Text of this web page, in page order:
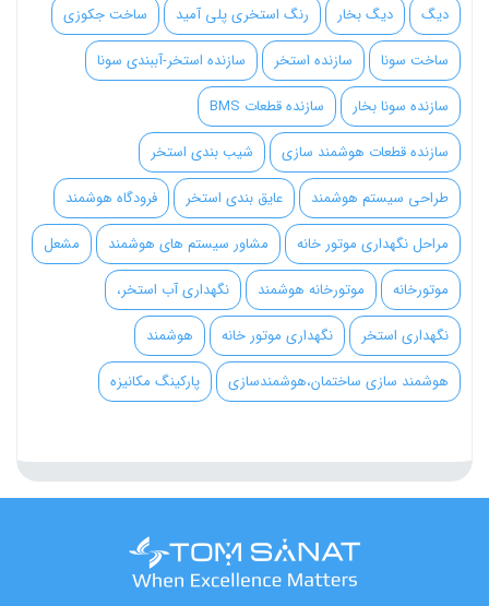
دیگ
دیگ بخار رنگ استخری پلی آمید
ساخت جکوزی
ساخت سونا
سازنده استخر
سازنده استخر-آببندی سونا
سازنده سونا بخار
سازنده قطعات BMS
سازنده قطعات هوشمند سازی
شیب بندی استخر
طراحی سیستم هوشمند
عایق بندی استخر
فرودگاه هوشمند
مراحل نگهداری موتور خانه
مشاور سیستم های هوشمند
مشعل
موتورخانه
موتورخانه هوشمند
نگهداری آب استخر،
نگهداری استخر
نگهداری موتور خانه
هوشمند
هوشمند سازی ساختمان،هوشمندسازی
پارکینگ مکانیزه